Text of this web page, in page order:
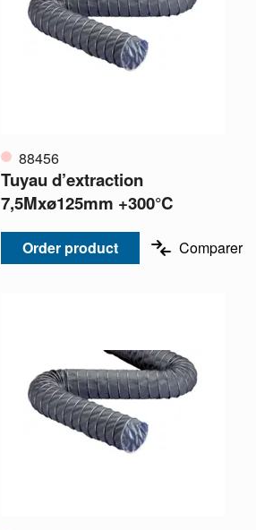
88456
Tuyau d’extraction
7,5Mxø125mm +300°C
Order product Comparer